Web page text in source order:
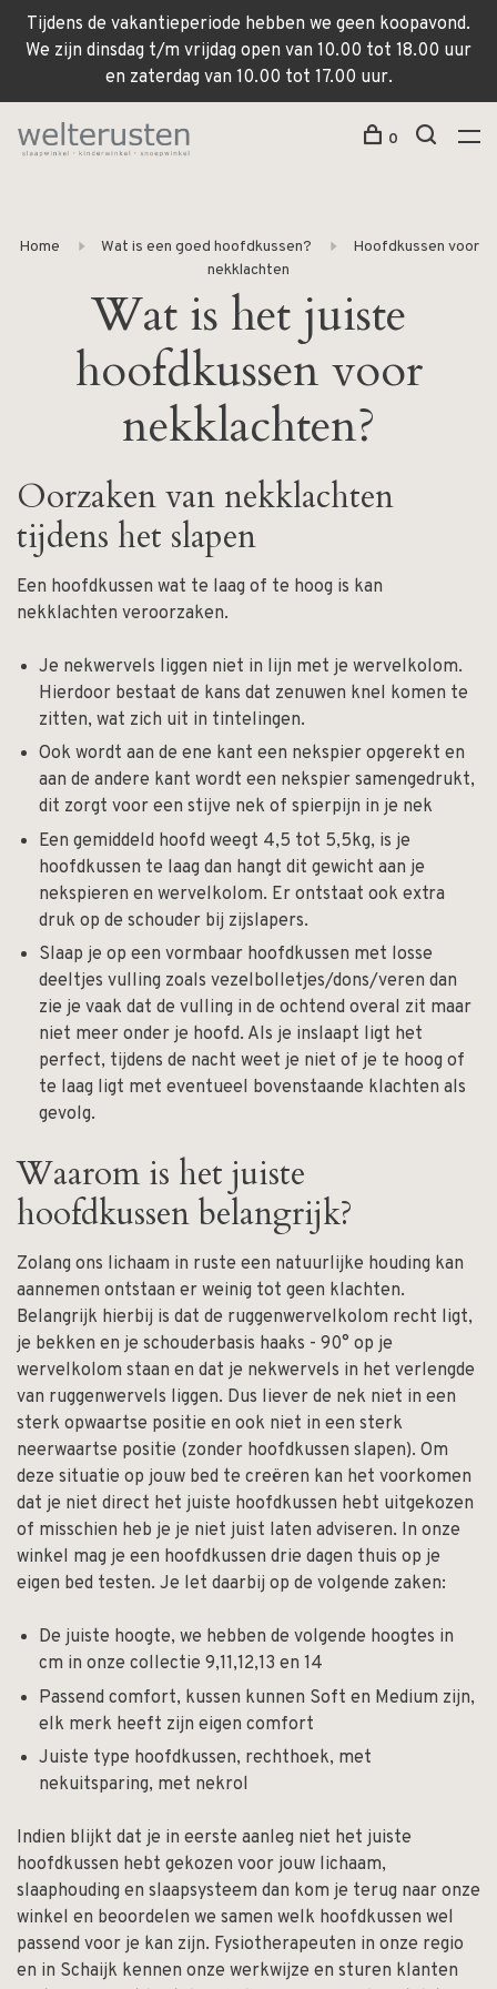
Tijdens de vakantieperiode hebben we geen koopavond.
We zijn dinsdag t/m vrijdag open van 10.00 tot 18.00 uur
en zaterdag van 10.00 tot 17.00 uur.
0
Home Wat is een goed hoofdkussen?
Hoofdkussen voor
nekklachten
Wat is het juiste
hoofdkussen voor
nekklachten?
Oorzaken van nekklachten
tijdens het slapen
Een hoofdkussen wat te laag of te hoog is kan
nekklachten veroorzaken.
Je nekwervels liggen niet in lijn met je wervelkolom.
Hierdoor bestaat de kans dat zenuwen knel komen te
zitten, wat zich uit in tintelingen.
Ook wordt aan de ene kant een nekspier opgerekt en
aan de andere kant wordt een nekspier samengedrukt,
dit zorgt voor een stijve nek of spierpijn in je nek
Een gemiddeld hoofd weegt 4,5 tot 5,5kg, is je
hoofdkussen te laag dan hangt dit gewicht aan je
nekspieren en wervelkolom. Er ontstaat ook extra
druk op de schouder bij zijslapers.
Slaap je op een vormbaar hoofdkussen met losse
deeltjes vulling zoals vezelbolletjes/dons/veren dan
zie je vaak dat de vulling in de ochtend overal zit maar
niet meer onder je hoofd. Als je inslaapt ligt het
perfect, tijdens de nacht weet je niet of je te hoog of
te laag ligt met eventueel bovenstaande klachten als
gevolg.
Waarom is het juiste
hoofdkussen belangrijk?
Zolang ons lichaam in ruste een natuurlijke houding kan
aannemen ontstaan er weinig tot geen klachten.
Belangrijk hierbij is dat de ruggenwervelkolom recht ligt,
je bekken en je schouderbasis haaks - 90° op je
wervelkolom staan en dat je nekwervels in het verlengde
van ruggenwervels liggen. Dus liever de nek niet in een
sterk opwaartse positie en ook niet in een sterk
neerwaartse positie (zonder hoofdkussen slapen). Om
deze situatie op jouw bed te creëren kan het voorkomen
dat je niet direct het juiste hoofdkussen hebt uitgekozen
of misschien heb je je niet juist laten adviseren. In onze
winkel mag je een hoofdkussen drie dagen thuis op je
eigen bed testen. Je let daarbij op de volgende zaken:
De juiste hoogte, we hebben de volgende hoogtes in
cm in onze collectie 9,11,12,13 en 14
Passend comfort, kussen kunnen Soft en Medium zijn,
elk merk heeft zijn eigen comfort
Juiste type hoofdkussen, rechthoek, met
nekuitsparing, met nekrol
Indien blijkt dat je in eerste aanleg niet het juiste
hoofdkussen hebt gekozen voor jouw lichaam,
slaaphouding en slaapsysteem dan kom je terug naar onze
winkel en beoordelen we samen welk hoofdkussen wel
passend voor je kan zijn. Fysiotherapeuten in onze regio
en in Schaijk kennen onze werkwijze en sturen klanten